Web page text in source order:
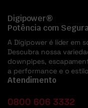
Digipower®
Potência com
A Digipower é líder em
Descubra nossa
downpipes,
a performance e o
Atendimento
0800 606 3332